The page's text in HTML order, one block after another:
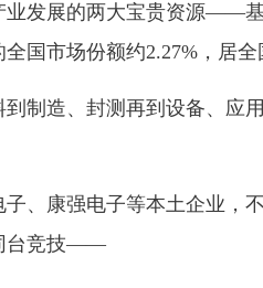
发展的两大宝贵资源——基
国市场份额约2.27%，居全
造、封测再到设备、应用
康强电子等本土企业，
台竞技——